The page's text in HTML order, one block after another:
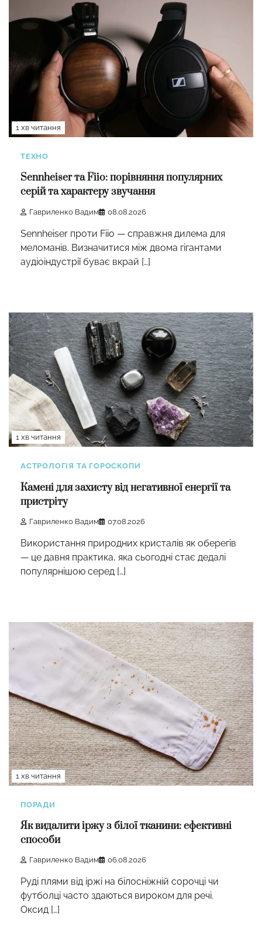
1 хв читання
ТЕХНО
Sennheiser та Fiio: порівняння популярних
серій та характеру звучання
Гавриленко Вадим 08.08.2026
Sennheiser проти Fiio — справжня дилема для
меломанів. Визначитися між двома гігантами
аудіоіндустрії буває вкрай […]
1 хв читання
АСТРОЛОГІЯ ТА ГОРОСКОПИ
Камені для захисту від негативної енергії та
пристріту
Гавриленко Вадим 07.08.2026
Використання природних кристалів як оберегів
— це давня практика, яка сьогодні стає дедалі
популярнішою серед […]
1 хв читання
ПОРАДИ
Як видалити іржу з білої тканини: ефективні
способи
Гавриленко Вадим 06.08.2026
Руді плями від іржі на білосніжній сорочці чи
футболці часто здаються вироком для речі.
Оксид […]